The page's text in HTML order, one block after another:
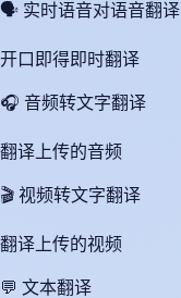
🗣️ 实时语音对语音翻译
开口即得即时翻译
🎧 音频转文字翻译
翻译上传的音频
🎬 视频转文字翻译
翻译上传的视频
💬 文本翻译